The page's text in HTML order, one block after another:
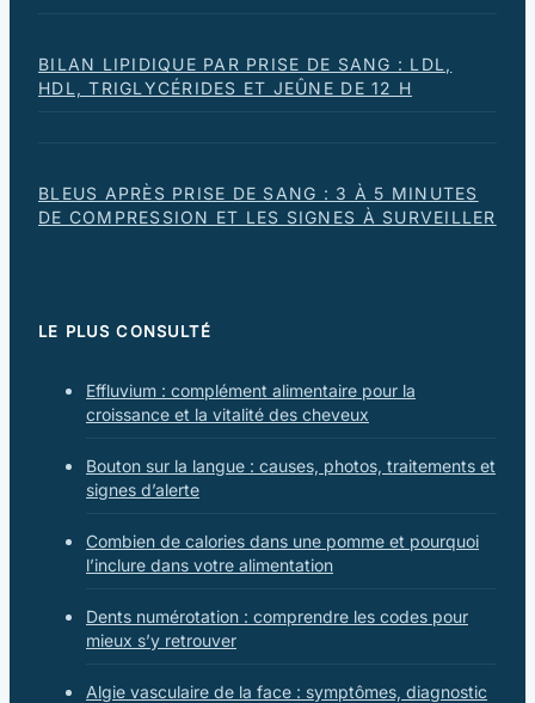
BILAN LIPIDIQUE PAR PRISE DE SANG : LDL,
HDL, TRIGLYCÉRIDES ET JEÛNE DE 12 H
BLEUS APRÈS PRISE DE SANG : 3 À 5 MINUTES
DE COMPRESSION ET LES SIGNES À SURVEILLER
LE PLUS CONSULTÉ
Effluvium : complément alimentaire pour la
croissance et la vitalité des cheveux
Bouton sur la langue : causes, photos, traitements et
signes d’alerte
Combien de calories dans une pomme et pourquoi
l’inclure dans votre alimentation
Dents numérotation : comprendre les codes pour
mieux s’y retrouver
Algie vasculaire de la face : symptômes, diagnostic